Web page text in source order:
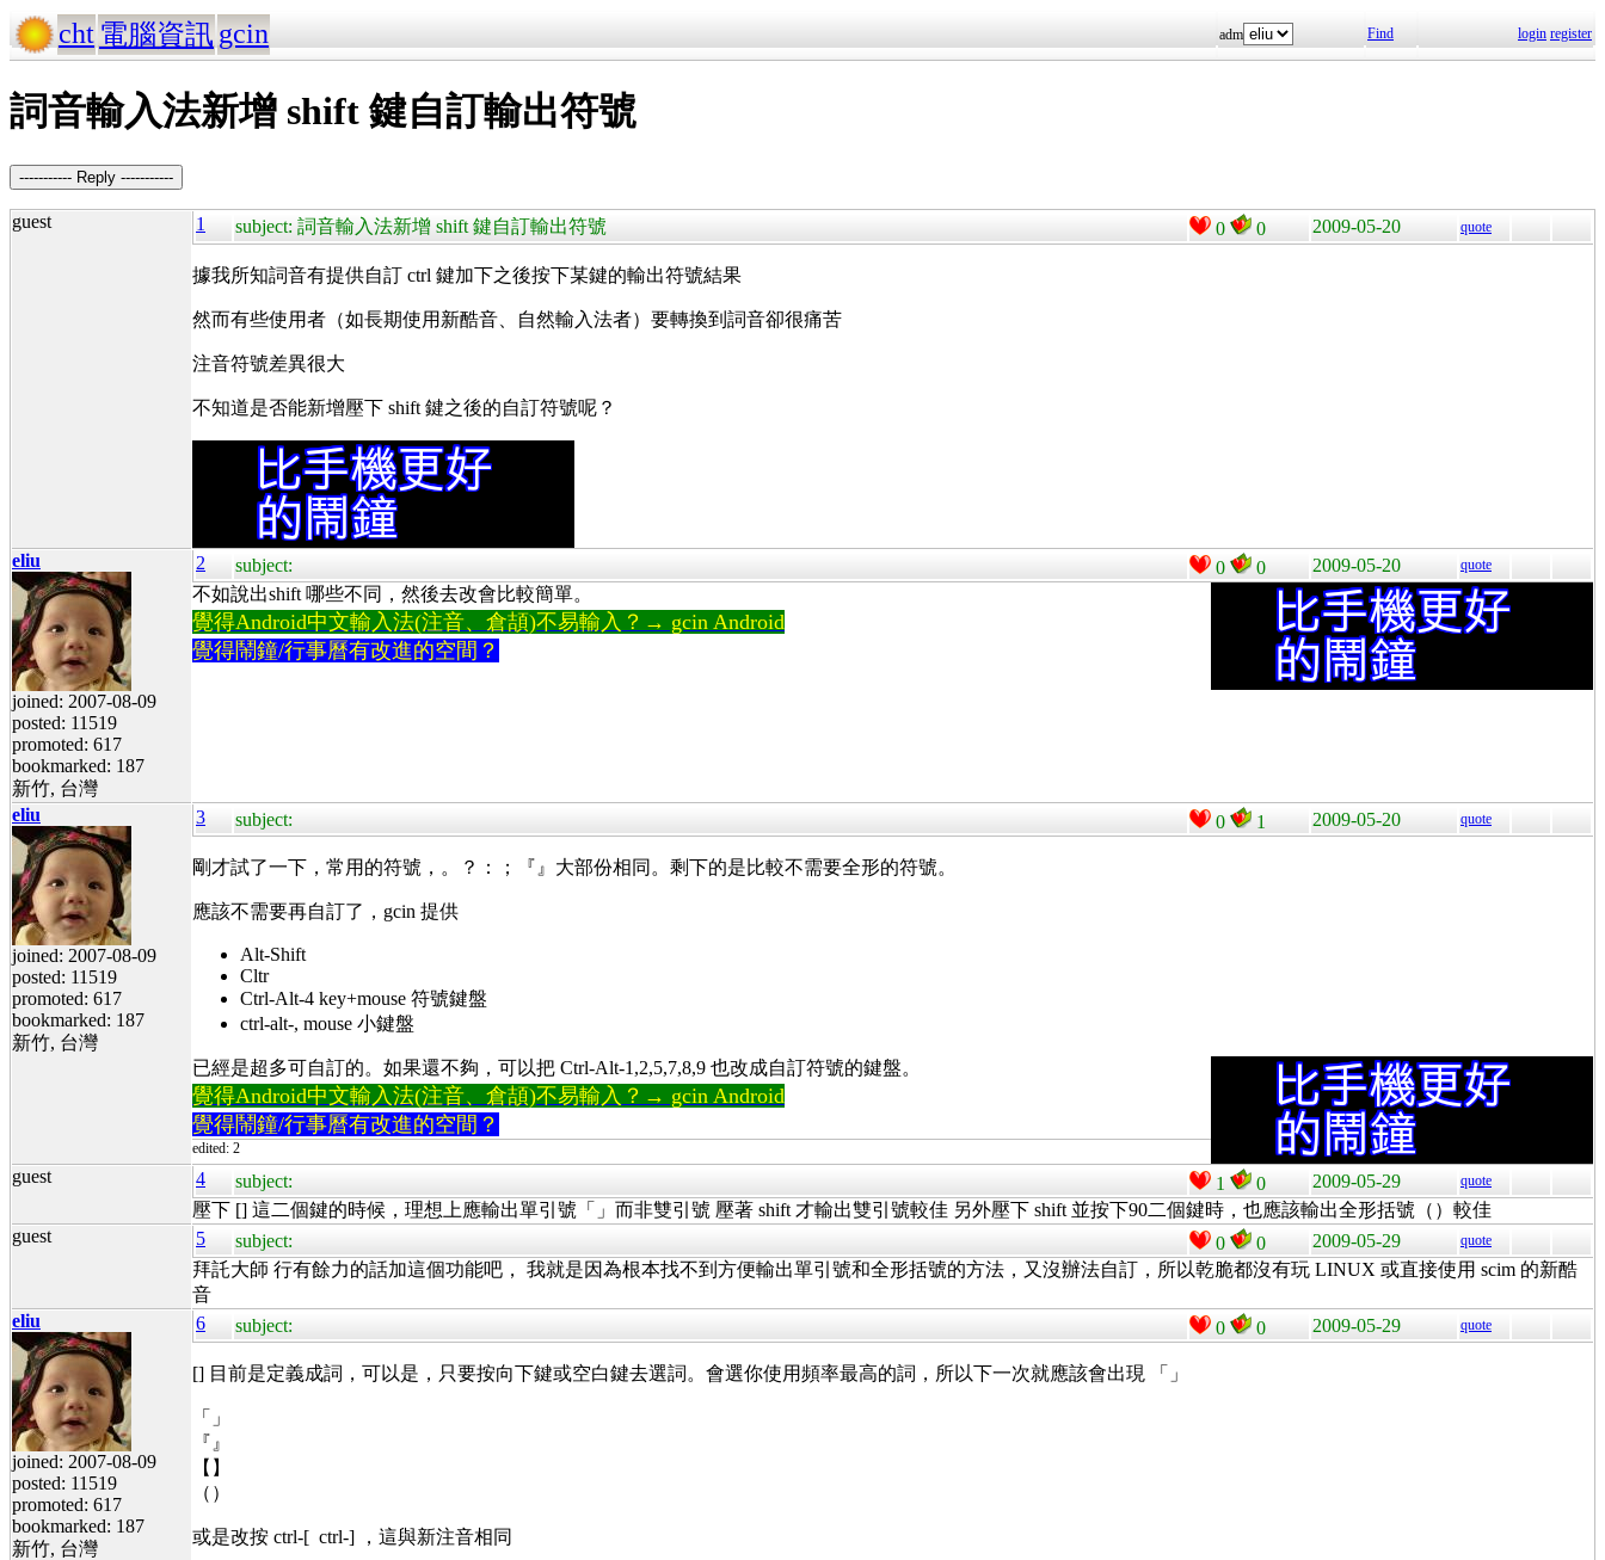
cht 電腦資訊 gcin adm Find login register
詞音輸入法新增 shift 鍵自訂輸出符號
----------- Reply -----------
guest 1 subject: 詞音輸入法新增 shift 鍵自訂輸出符號 0 0 2009-05-20 quote
據我所知詞音有提供自訂 ctrl 鍵加下之後按下某鍵的輸出符號結果
然而有些使用者（如長期使用新酷音、自然輸入法者）要轉換到詞音卻很痛苦
注音符號差異很大
不知道是否能新增壓下 shift 鍵之後的自訂符號呢？
eliu
joined: 2007-08-09
posted: 11519
promoted: 617
bookmarked: 187
新竹, 台灣
2 subject: 0 0 2009-05-20 quote
不如說出shift 哪些不同，然後去改會比較簡單。
覺得Android中文輸入法(注音、倉頡)不易輸入？→ gcin Android
覺得鬧鐘/行事曆有改進的空間？
eliu
joined: 2007-08-09
posted: 11519
promoted: 617
bookmarked: 187
新竹, 台灣
3 subject: 0 1 2009-05-20 quote
剛才試了一下，常用的符號，。？：；『』大部份相同。剩下的是比較不需要全形的符號。
應該不需要再自訂了，gcin 提供
Alt-Shift
Cltr
Ctrl-Alt-4 key+mouse 符號鍵盤
ctrl-alt-, mouse 小鍵盤
已經是超多可自訂的。如果還不夠，可以把 Ctrl-Alt-1,2,5,7,8,9 也改成自訂符號的鍵盤。
覺得Android中文輸入法(注音、倉頡)不易輸入？→ gcin Android
覺得鬧鐘/行事曆有改進的空間？
edited: 2
guest 4 subject: 1 0 2009-05-29 quote
壓下 [] 這二個鍵的時候，理想上應輸出單引號「」而非雙引號 壓著 shift 才輸出雙引號較佳 另外壓下 shift 並按下90二個鍵時，也應該輸出全形括號（）較佳
guest
5 subject: 0 0 2009-05-29 quote
拜託大師 行有餘力的話加這個功能吧， 我就是因為根本找不到方便輸出單引號和全形括號的方法，又沒辦法自訂，所以乾脆都沒有玩 LINUX 或直接使用 scim 的新酷
音
eliu
joined: 2007-08-09
posted: 11519
promoted: 617
bookmarked: 187
新竹, 台灣
6 subject: 0 0 2009-05-29 quote
[] 目前是定義成詞，可以是，只要按向下鍵或空白鍵去選詞。會選你使用頻率最高的詞，所以下一次就應該會出現 「」
「」
『』
【】
（）
或是改按 ctrl-[ ctrl-] ，這與新注音相同